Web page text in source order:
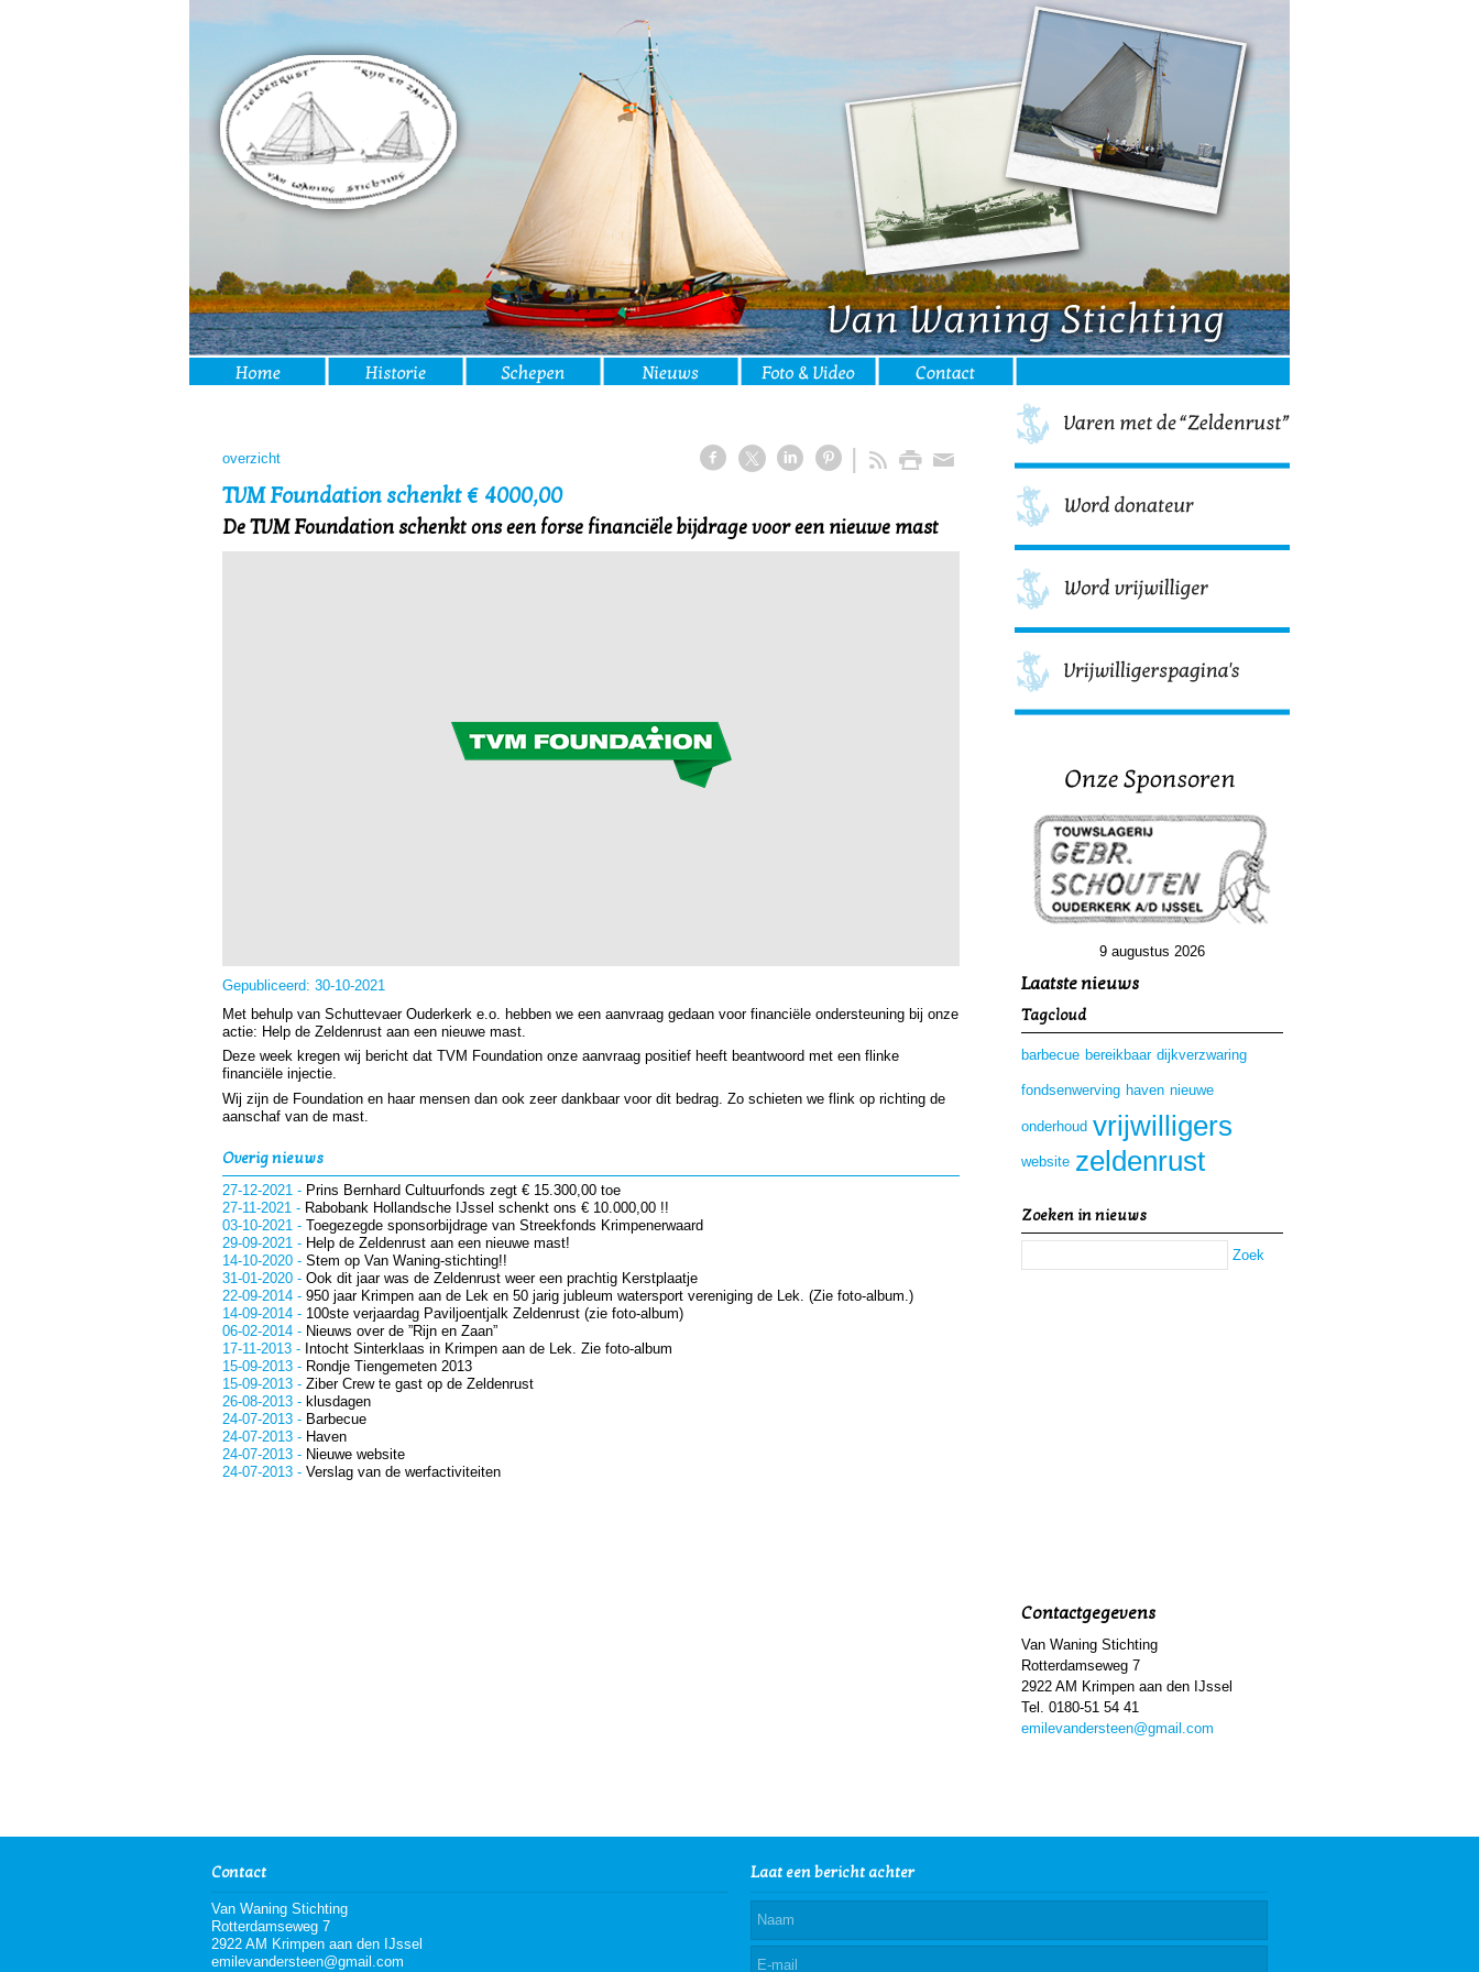
overzicht
TVM Foundation schenkt € 4000,00
De TVM Foundation schenkt ons een forse financiële bijdrage voor een nieuwe mast
Gepubliceerd: 30-10-2021
Met behulp van Schuttevaer Ouderkerk e.o. hebben we een aanvraag gedaan voor financiële ondersteuning bij onze
actie: Help de Zeldenrust aan een nieuwe mast.
Deze week kregen wij bericht dat TVM Foundation onze aanvraag positief heeft beantwoord met een flinke
financiële injectie.
Wij zijn de Foundation en haar mensen dan ook zeer dankbaar voor dit bedrag. Zo schieten we flink op richting de
aanschaf van de mast.
Overig nieuws
27-12-2021 - Prins Bernhard Cultuurfonds zegt € 15.300,00 toe
27-11-2021 - Rabobank Hollandsche IJssel schenkt ons € 10.000,00 !!
03-10-2021 - Toegezegde sponsorbijdrage van Streekfonds Krimpenerwaard
29-09-2021 - Help de Zeldenrust aan een nieuwe mast!
14-10-2020 - Stem op Van Waning-stichting!!
31-01-2020 - Ook dit jaar was de Zeldenrust weer een prachtig Kerstplaatje
22-09-2014 - 950 jaar Krimpen aan de Lek en 50 jarig jubleum watersport vereniging de Lek. (Zie foto-album.)
14-09-2014 - 100ste verjaardag Paviljoentjalk Zeldenrust (zie foto-album)
06-02-2014 - Nieuws over de ”Rijn en Zaan”
17-11-2013 - Intocht Sinterklaas in Krimpen aan de Lek. Zie foto-album
15-09-2013 - Rondje Tiengemeten 2013
15-09-2013 - Ziber Crew te gast op de Zeldenrust
26-08-2013 - klusdagen
24-07-2013 - Barbecue
24-07-2013 - Haven
24-07-2013 - Nieuwe website
24-07-2013 - Verslag van de werfactiviteiten
9 augustus 2026
Laatste nieuws
Tagcloud
barbecue bereikbaar dijkverzwaring
fondsenwerving haven nieuwe
onderhoud vrijwilligers
website zeldenrust
Zoeken in nieuws
Zoek
Contactgegevens
Van Waning Stichting
Rotterdamseweg 7
2922 AM Krimpen aan den IJssel
Tel. 0180-51 54 41
emilevandersteen@gmail.com
Contact
Van Waning Stichting
Rotterdamseweg 7
2922 AM Krimpen aan den IJssel
emilevandersteen@gmail.com
Laat een bericht achter